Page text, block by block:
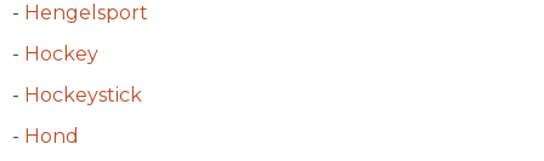
- Hengelsport
- Hockey
- Hockeystick
- Hond